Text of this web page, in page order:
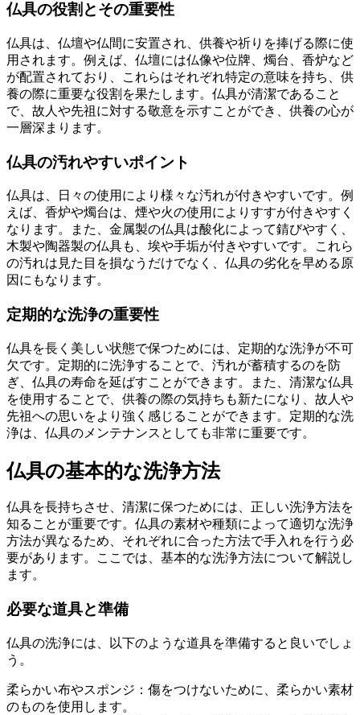
仏具の役割とその重要性
仏具は、仏壇や仏間に安置され、供養や祈りを捧げる際に使
用されます。例えば、仏壇には仏像や位牌、燭台、香炉など
が配置されており、これらはそれぞれ特定の意味を持ち、供
養の際に重要な役割を果たします。仏具が清潔であること
で、故人や先祖に対する敬意を示すことができ、供養の心が
一層深まります。
仏具の汚れやすいポイント
仏具は、日々の使用により様々な汚れが付きやすいです。例
えば、香炉や燭台は、煙や火の使用によりすすが付きやすく
なります。また、金属製の仏具は酸化によって錆びやすく、
木製や陶器製の仏具も、埃や手垢が付きやすいです。これら
の汚れは見た目を損なうだけでなく、仏具の劣化を早める原
因にもなります。
定期的な洗浄の重要性
仏具を長く美しい状態で保つためには、定期的な洗浄が不可
欠です。定期的に洗浄することで、汚れが蓄積するのを防
ぎ、仏具の寿命を延ばすことができます。また、清潔な仏具
を使用することで、供養の際の気持ちも新たになり、故人や
先祖への思いをより強く感じることができます。定期的な洗
浄は、仏具のメンテナンスとしても非常に重要です。
仏具の基本的な洗浄方法
仏具を長持ちさせ、清潔に保つためには、正しい洗浄方法を
知ることが重要です。仏具の素材や種類によって適切な洗浄
方法が異なるため、それぞれに合った方法で手入れを行う必
要があります。ここでは、基本的な洗浄方法について解説し
ます。
必要な道具と準備
仏具の洗浄には、以下のような道具を準備すると良いでしょ
う。
柔らかい布やスポンジ：傷をつけないために、柔らかい素材
のものを使用します。